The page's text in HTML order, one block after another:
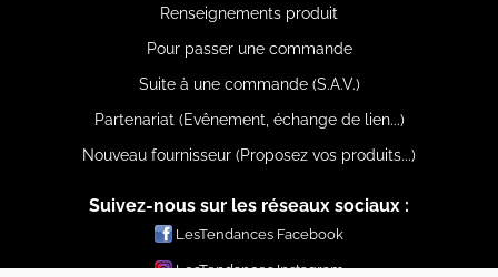
Renseignements produit
Pour passer une commande
Suite à une commande (S.A.V.)
Partenariat (Evênement, échange de lien...)
Nouveau fournisseur (Proposez vos produits...)
Suivez-nous sur les réseaux sociaux :
LesTendances Facebook
LesTendances Instagram